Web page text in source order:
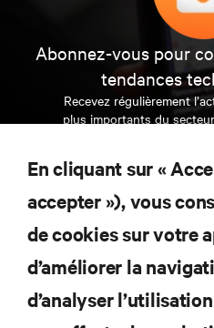
Abonnez-vous pour
tendances
Recevez régulièrement
plus importants du
et des infrastructures
S’INSCRIRE
RESSOURCES
En cliquant sur «
accepter »), vous
de cookies sur votre
d’améliorer la
d’analyser